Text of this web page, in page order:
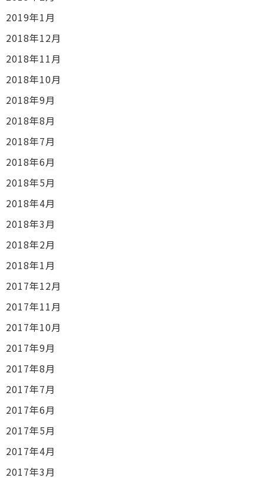
2019年1月
2018年12月
2018年11月
2018年10月
2018年9月
2018年8月
2018年7月
2018年6月
2018年5月
2018年4月
2018年3月
2018年2月
2018年1月
2017年12月
2017年11月
2017年10月
2017年9月
2017年8月
2017年7月
2017年6月
2017年5月
2017年4月
2017年3月